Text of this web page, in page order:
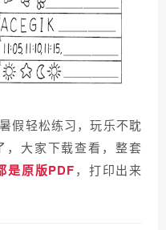
假轻松练习，玩乐不耽
，大家下载查看，整套
是原版PDF，打印出来